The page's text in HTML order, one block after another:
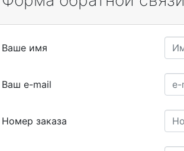
Ваше имя
Ваш e-mail
Номер заказа